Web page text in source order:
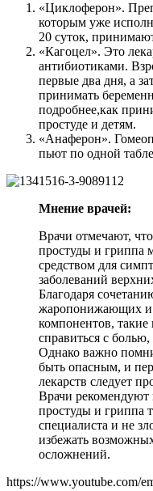
«Циклоферон».
которым уже
20 суток,
«Кагоцел». Это
антибиотиками.
первые два дня, а
принимать
подробнее,­как
простуде и детям.
«Анаферон».
пьют по одной
Мнение врачей:
Врачи отмечают,
простуды и гриппа
средством для
заболеваний
Благодаря
жаропонижающих и
компонентов,
справиться с
Однако важно
быть опасным, и
лекарств следует
Врачи рекомендуют
простуды и гриппа
специалиста и не
избежать
осложнений.
https://www.youtube.com/